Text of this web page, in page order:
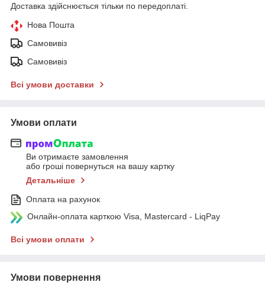
Доставка здійснюється тільки по передоплаті.
Нова Пошта
Самовивіз
Самовивіз
Всі умови доставки
Умови оплати
Ви отримаєте замовлення
або гроші повернуться на вашу картку
Детальніше
Оплата на рахунок
Онлайн-оплата карткою Visa, Mastercard - LiqPay
Всі умови оплати
Умови повернення